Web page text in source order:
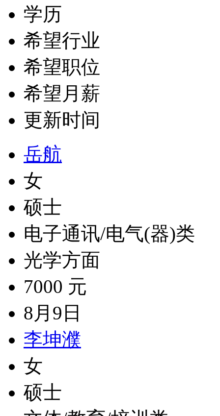
学历
希望行业
希望职位
希望月薪
更新时间
岳航
女
硕士
电子通讯/电气(器)类
光学方面
7000 元
8月9日
李坤濮
女
硕士